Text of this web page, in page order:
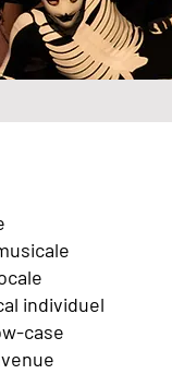
individuel
case